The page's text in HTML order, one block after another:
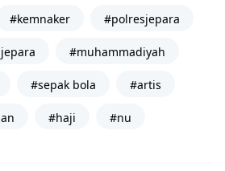
#kemnaker #polresjepara
#muhammadiyah
#sepak bola #artis
#haji #nu